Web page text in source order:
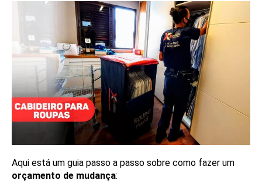
Aqui está um guia passo a passo sobre como fazer um
orçamento de mudança: